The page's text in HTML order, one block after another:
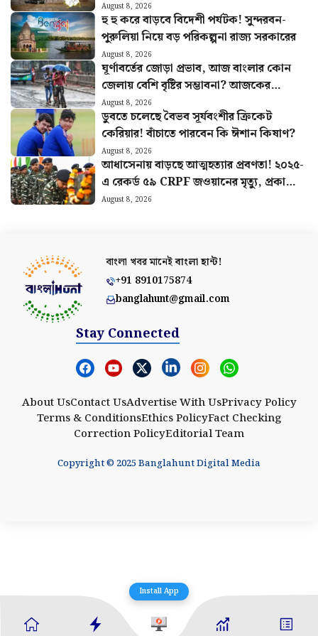
August 8, 2026
হু হু করে বাড়বে বিদেশী পর্যটক! সুন্দরবন-
পুরুলিয়া নিয়ে বড় পরিকল্পনা রাজ্য সরকারের
August 8, 2026
ঘূর্ণাবর্তের জোড়া প্রভাব, আজ বাংলার কোন
জেলায় বেশি বৃষ্টির সম্ভাবনা? আজকের
আবহাওয়ার খবর
August 8, 2026
ডুবতে চলেছে বৈভব সূর্যবংশীর ক্রিকেট
কেরিয়ার! বাঁচাতে পারবেন কি ঈশান কিষাণ?
August 8, 2026
আধাসেনায় বাড়ছে আত্মহত্যার প্রবণতা! ২০২৫-
এ রেকর্ড ৫৯ CRPF জওয়ানের মৃত্যু, প্রকাশ্যে
রিপোর্ট
August 8, 2026
বাংলা খবর মানেইবাংলা হান্ট!
+91 8910175874
banglahunt@gmail.com
Stay Connected
About UsContact UsAdvertise With UsPrivacy Policy
Terms & ConditionsEthics PolicyFact Checking
Correction PolicyEditorial Team
Copyright © 2025 Banglahunt Digital Media
Install App